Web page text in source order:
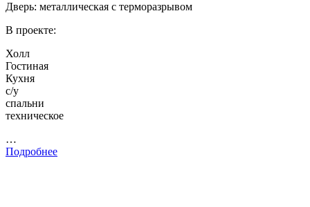
Дверь: металлическая с терморазрывом
В проекте:
Холл
Гостиная
Кухня
с/у
спальни
техническое
…
Подробнее